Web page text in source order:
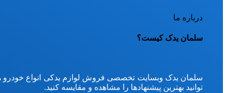
درباره ما
سلمان یدک کیست؟
سلمان یدک وبسایت تخصصی فروش لوازم یدکی انواع
توانید بهترین پیشنهادها را مشاهده و مقایسه کنید.